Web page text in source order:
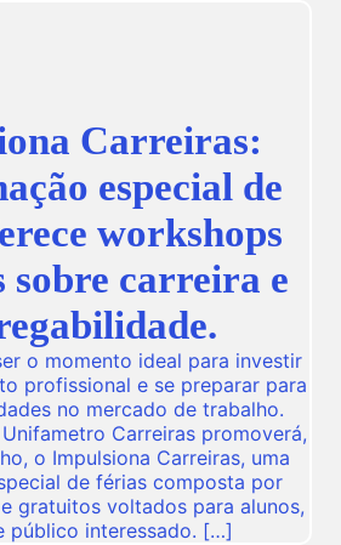
Carreiras:
especial de
workshops
sobre carreira e
o momento ideal para investir
profissional e se preparar para
no mercado de trabalho.
Carreiras promoverá,
o Impulsiona Carreiras, uma
de férias composta por
gratuitos voltados para alunos,
público interessado. […]